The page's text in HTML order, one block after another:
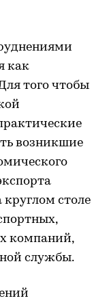
как
того чтобы
возникшие
круглом столе
компаний,
службы.